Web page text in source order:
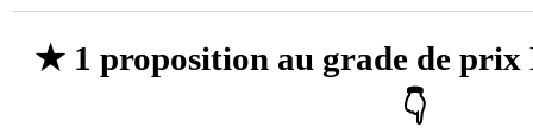
★ 1 proposition au grade de prix
👇